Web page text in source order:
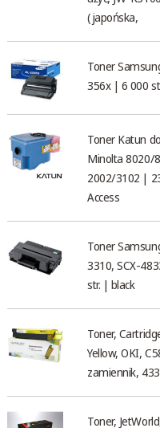
(japońska,
Toner
356x | 6 000
Toner Katun
Minolta 8020/
2002/3102 |
Access
Toner
3310, SCX-
str. | black
Toner,
Yellow, OKI,
zamiennik,
Toner,